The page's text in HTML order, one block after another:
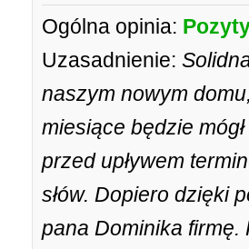
Ogólna opinia:
Uzasadnienie:
naszym nowym
miesiące będzie
przed upływem
słów. Dopiero dzięki
pana Dominika